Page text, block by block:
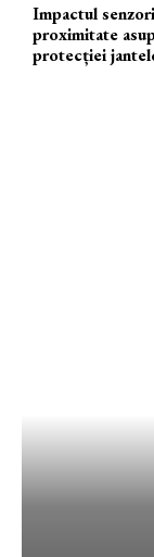
Impactul
proximitate
protecției